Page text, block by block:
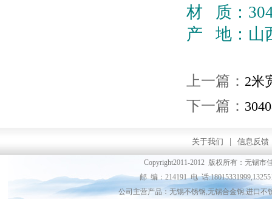
材
质：
产
地：山
上一篇： 2米
下一篇：
关于我们 信息反馈
Copyright2011-2012 版权所有：无锡
邮 编：214191 电 话
公司主营产品：无锡不锈钢,无锡合金钢,进口